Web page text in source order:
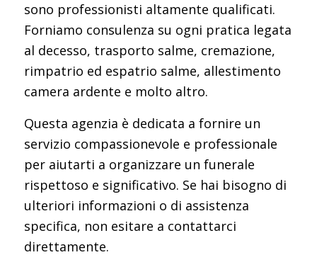
sono professionisti altamente qualificati.
Forniamo consulenza su ogni pratica legata
al decesso, trasporto salme, cremazione,
rimpatrio ed espatrio salme, allestimento
camera ardente e molto altro.
Questa agenzia è dedicata a fornire un
servizio compassionevole e professionale
per aiutarti a organizzare un funerale
rispettoso e significativo. Se hai bisogno di
ulteriori informazioni o di assistenza
specifica, non esitare a contattarci
direttamente.